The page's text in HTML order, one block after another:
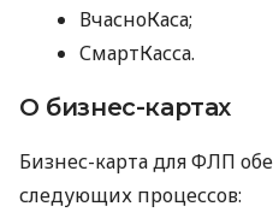
ВчасноКаса;
СмартКасса.
О бизнес-картах
Бизнес-карта для ФЛП
следующих процессов: